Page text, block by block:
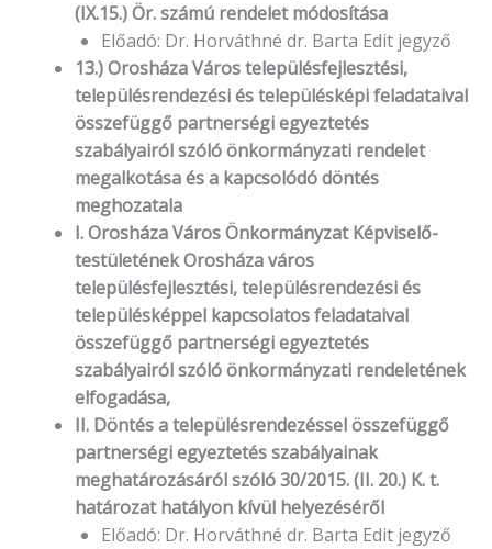
(IX.15.) Ör. számú rendelet módosítása
Előadó: Dr. Horváthné dr. Barta Edit jegyző
13.) Orosháza Város településfejlesztési,
településrendezési és településképi feladataival
összefüggő partnerségi egyeztetés
szabályairól szóló önkormányzati rendelet
megalkotása és a kapcsolódó döntés
meghozatala
I. Orosháza Város Önkormányzat Képviselő-
testületének Orosháza város
településfejlesztési, településrendezési és
településképpel kapcsolatos feladataival
összefüggő partnerségi egyeztetés
szabályairól szóló önkormányzati rendeletének
elfogadása,
II. Döntés a településrendezéssel összefüggő
partnerségi egyeztetés szabályainak
meghatározásáról szóló 30/2015. (II. 20.) K. t.
határozat hatályon kívül helyezéséről
Előadó: Dr. Horváthné dr. Barta Edit jegyző